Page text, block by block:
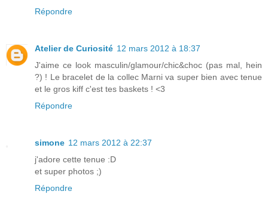
Répondre
Atelier de Curiosité 12 mars 2012 à 18:37
J'aime ce look masculin/glamour/chic&choc (pas mal, hein
?) ! Le bracelet de la collec Marni va super bien avec tenue
et le gros kiff c'est tes baskets ! <3
Répondre
simone 12 mars 2012 à 22:37
j'adore cette tenue :D
et super photos ;)
Répondre